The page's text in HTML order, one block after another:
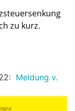
zu kurz.
Meldung v.